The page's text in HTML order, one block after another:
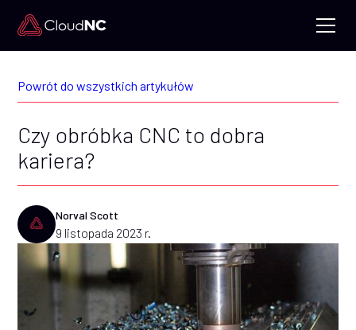
Powrót do wszystkich artykułów
Czy obróbka CNC to dobra
kariera?
Norval Scott
9 listopada 2023 r.